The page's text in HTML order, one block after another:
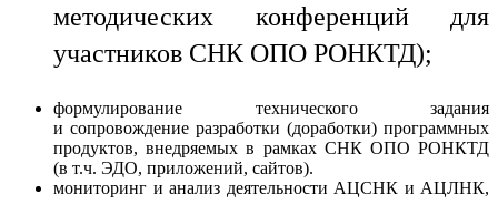
методических конференций для
участников СНК ОПО РОНКТД);
формулирование технического задания
и сопровождение разработки (доработки) программных
продуктов, внедряемых в рамках СНК ОПО РОНКТД
(в т.ч. ЭДО, приложений, сайтов).
мониторинг и анализ деятельности АЦСНК и АЦЛНК,